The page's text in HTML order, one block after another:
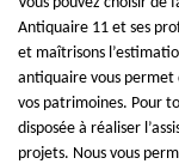
Antiquaire 11 et ses
et maîtrisons
antiquaire vous permet
vos patrimoines. Pour
disposée à réaliser
projets. Nous vous